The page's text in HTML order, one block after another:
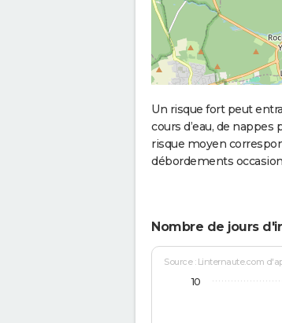
Un risque fort peut
cours d’eau, de
risque moyen
débordements
Nombre de jours
Source : Linternaute.com
10